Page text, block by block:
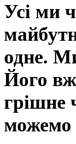
Усі ми
одне.
Його
грішне
можемо